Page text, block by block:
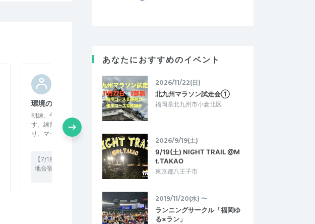
5.00
環境の整った場所で練習できる！
朝練、午前練、午後練と三部練習ができま
す。練習が終わる度にシャワーを浴びれた
り、マッサージ機でケアができたりと整…
【7/18～20】ランコレクション☆夏の高
地合宿in御嶽(オンタケ)
2026/7/18～2026/7/20
2026/07/22
還暦過ぎのじじいの挑戦
地合宿in御嶽(オンタケ)
あなたにおすすめのイベント
2026/11/22(日)
北九州マラソン試走会①
福岡県北九州市小倉北区
2026/9/19(土)
9/19(土) NIGHT TRAIL @M
t.TAKAO
東京都八王子市
2019/11/20(水) 〜
ランニングサークル「福岡ゆ
る×ラン」